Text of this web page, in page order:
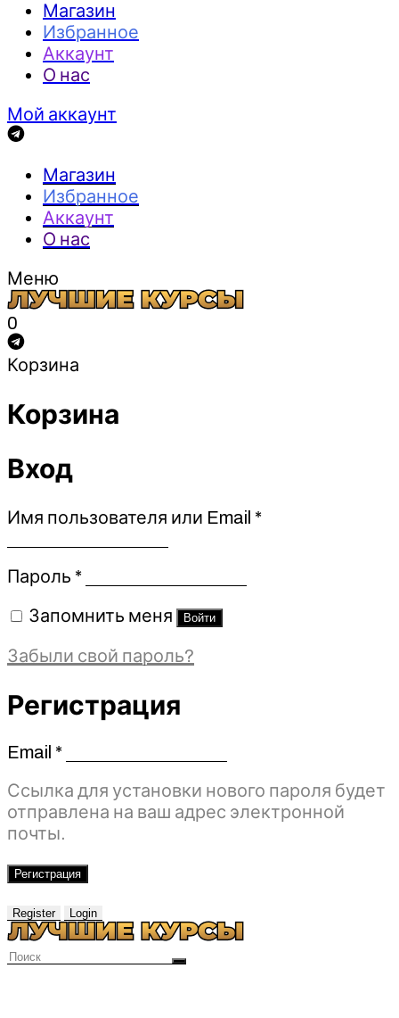
Магазин
Избранное
Аккаунт
О нас
Мой аккаунт
Магазин
Избранное
Аккаунт
О нас
Меню
0
Корзина
Корзина
Вход
Имя пользователя или Email *Обязательно
Пароль *Обязательно
Запомнить меня Войти
Забыли свой пароль?
Регистрация
Email *Обязательно
Ссылка для установки нового пароля будет
отправлена ​​на ваш адрес электронной
почты.
Регистрация
Register Login